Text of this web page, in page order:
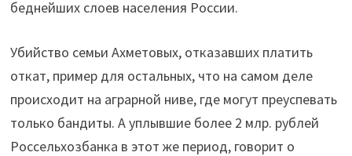
беднейших слоев населения России.
Убийство семьи Ахметовых, отказавших платить
откат, пример для остальных, что на самом деле
происходит на аграрной ниве, где могут преуспевать
только бандиты. А уплывшие более 2 млр. рублей
Россельхозбанка в этот же период, говорит о